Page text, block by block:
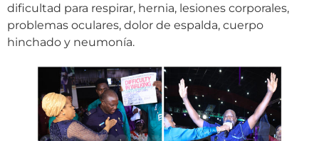
dificultad para respirar, hernia, lesiones corporales,
problemas oculares, dolor de espalda, cuerpo
hinchado y neumonía.